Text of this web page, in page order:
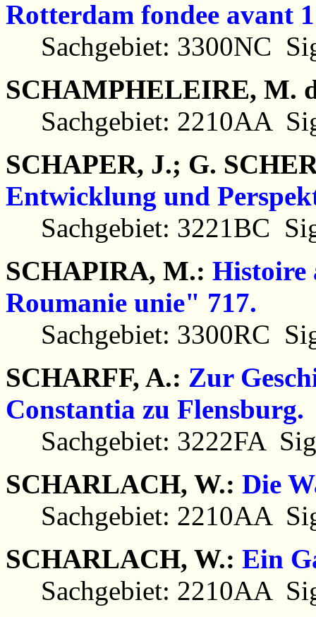
Rotterdam fondee avant
Sachgebiet: 3300NC
SCHAMPHELEIRE, M.
Sachgebiet: 2210AA
SCHAPER, J.; G.
Entwicklung und
Sachgebiet: 3221BC
SCHAPIRA, M.: Histoire
Roumanie unie" 717.
Sachgebiet: 3300RC
SCHARFF, A.: Zur
Constantia zu Flensburg.
Sachgebiet: 3222FA
SCHARLACH, W.: Die
Sachgebiet: 2210AA
SCHARLACH, W.: Ein
Sachgebiet: 2210AA